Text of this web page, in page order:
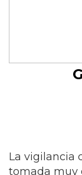
La vigilancia
tomada muy